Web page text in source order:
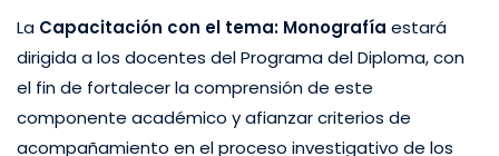
La Capacitación con el tema: Monografía estará
dirigida a los docentes del Programa del Diploma, con
el fin de fortalecer la comprensión de este
componente académico y afianzar criterios de
acompañamiento en el proceso investigativo de los